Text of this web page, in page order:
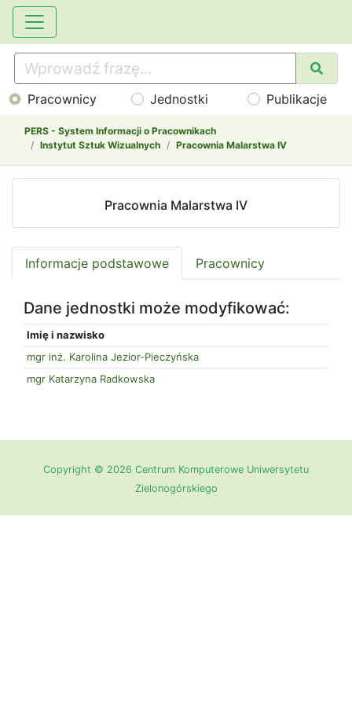
Pracownicy Jednostki Publikacje
PERS - System Informacji o Pracownikach
Instytut Sztuk Wizualnych
Pracownia Malarstwa IV
Pracownia Malarstwa IV
Informacje podstawowe Pracownicy
Dane jednostki może modyfikować:
Imię i nazwisko
mgr inż. Karolina Jezior-Pieczyńska
mgr Katarzyna Radkowska
Copyright © 2026 Centrum Komputerowe Uniwersytetu
Zielonogórskiego